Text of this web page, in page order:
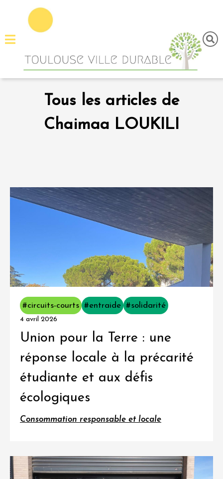
Menu
principal
Accueil
articles
Tous les articles de
Chaimaa LOUKILI
#circuits-courts #entraide #solidarité
4 avril 2026
Union pour la Terre : une
réponse locale à la précarité
étudiante et aux défis
écologiques
Consommation responsable et locale